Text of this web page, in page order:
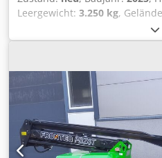
Leergewicht: 3.250 kg,
Arbeitsbühne;
Hebebühne mit Abstützung
Ansvv Egiopek Traglast: 450
113 Kg Plattform
ausziehbar + 0,90 m
m Höhe: 2,46 m Geländer
Gewicht ca.: 3253 Kg
Steigfähigkeit bis: 30 %
integriertes Ladegerät 48V/40